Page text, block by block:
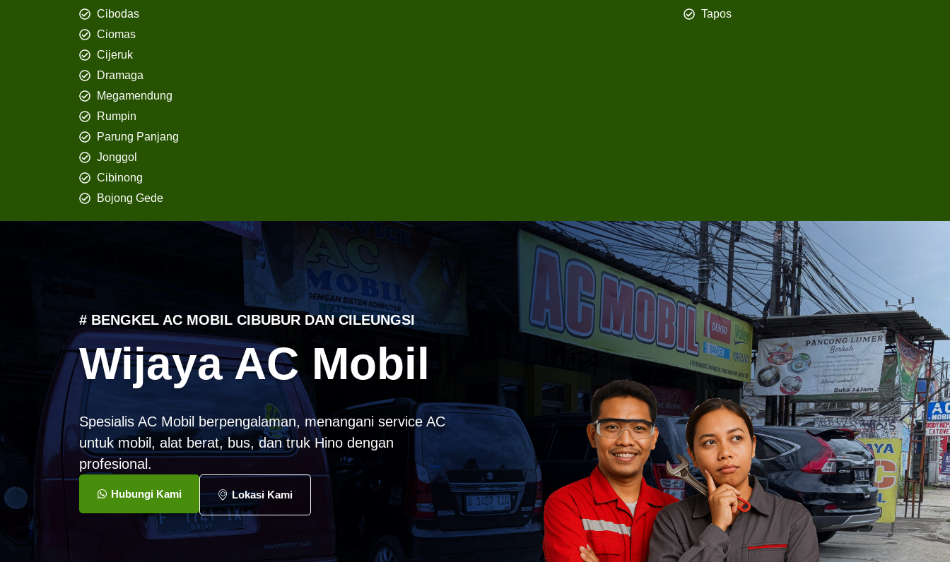
Cibodas
Ciomas
Cijeruk
Dramaga
Megamendung
Rumpin
Parung Panjang
Jonggol
Cibinong
Bojong Gede
Tapos
# BENGKEL AC MOBIL CIBUBUR DAN CILEUNGSI
Wijaya AC Mobil
Spesialis AC Mobil berpengalaman, menangani service AC
untuk mobil, alat berat, bus, dan truk Hino dengan
profesional.
Hubungi Kami Lokasi Kami